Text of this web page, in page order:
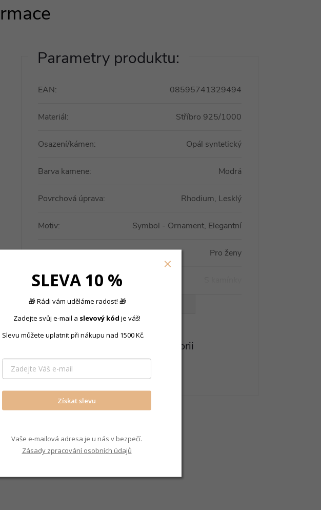
Parametry produktu:
EAN: 08595741329494
Materiál: Stříbro 925/1000
Osazení/kámen: Opál syntetický
Barva kamene: Modrá
Povrchová úprava: Rhodium, Lesklý
Motiv: Symbol - Ornament, Elegantní
Pro koho: Pro ženy
Typ prstenu
VŠECHNY PARAMETRY
Produkt naleznete v této kategorii
Prsteny s Opálem
SLEVA 10 %
🎁 Rádi vám uděláme radost! 🎁
Zadejte svůj e-mail a slevový kód je váš!
Slevu můžete uplatnit při nákupu nad 1500 Kč.
Získat slevu
Vaše e-mailová adresa je u nás v bezpečí.
Zásady zpracování osobních údajů